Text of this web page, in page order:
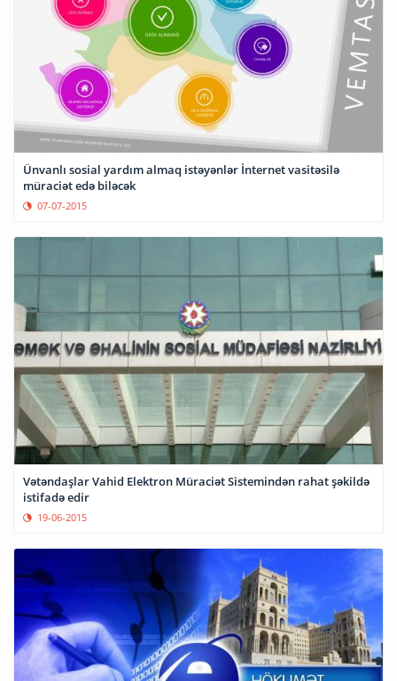
Ünvanlı sosial yardım almaq istəyənlər İnternet vasitəsilə
müraciət edə biləcək
07-07-2015
Vətəndaşlar Vahid Elektron Müraciət Sistemindən rahat şəkildə
istifadə edir
19-06-2015